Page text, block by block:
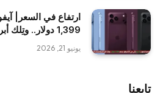
1,399 دولار.. وتِلك أبرز المواصفات المتوقعة
يونيو 21, 2026
تابعنا